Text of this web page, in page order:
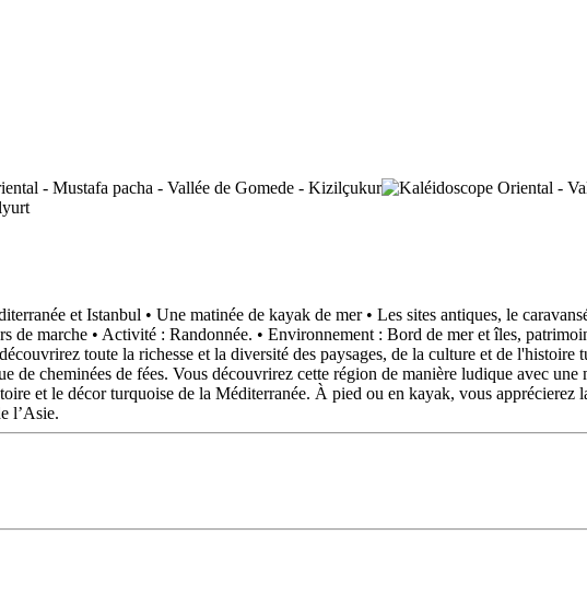
et Istanbul • Une matinée de kayak de mer • Les sites antiques, le
marche • Activité : Randonnée. • Environnement : Bord de mer et îles,
toute la richesse et la diversité des paysages, de la culture et de
de cheminées de fées. Vous découvrirez cette région de manière ludique avec
et le décor turquoise de la Méditerranée. À pied ou en kayak, vous apprécierez
l’Asie.